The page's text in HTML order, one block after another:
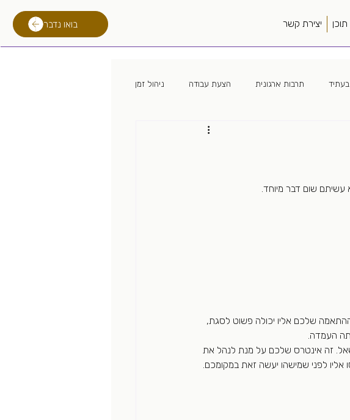
בואו נדבר תוכן יצירת קשר
תרבות ארגונית הצעת עבודה ניהול זמן
מיתון
עשיתם שום דבר מיוחד.
ההתאמה שלכם אליו יכולה פשוט לסגת,
העמדה.
זה אינטרס שלכם על מנת לנהל את
לפני שמישהו יעשה זאת במקומכם.